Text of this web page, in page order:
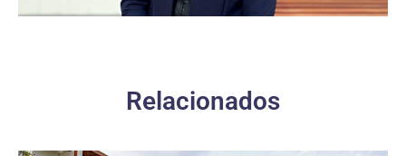
Relacionados